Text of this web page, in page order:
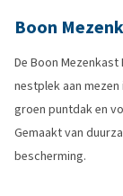
Boon
De Boon
nestplek aan
groen puntdak en
Gemaakt van
bescherming.